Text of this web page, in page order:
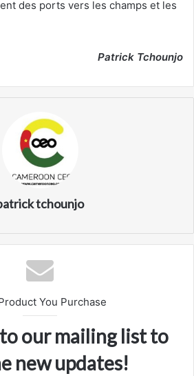
des ports vers les champs et les
Patrick Tchounjo
tchounjo
You Purchase
our mailing list to
new updates!